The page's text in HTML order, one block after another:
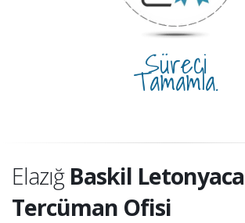
Süreci
Tamamla.
Elazığ Baskil Letonyaca
Tercüman Ofisi